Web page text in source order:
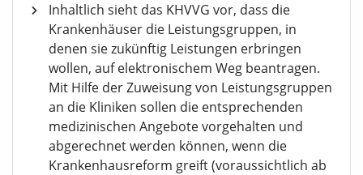
Inhaltlich sieht das KHVVG vor, dass die
Krankenhäuser die Leistungsgruppen, in
denen sie zukünftig Leistungen erbringen
wollen, auf elektronischem Weg beantragen.
Mit Hilfe der Zuweisung von Leistungsgruppen
an die Kliniken sollen die entsprechenden
medizinischen Angebote vorgehalten und
abgerechnet werden können, wenn die
Krankenhausreform greift (voraussichtlich ab